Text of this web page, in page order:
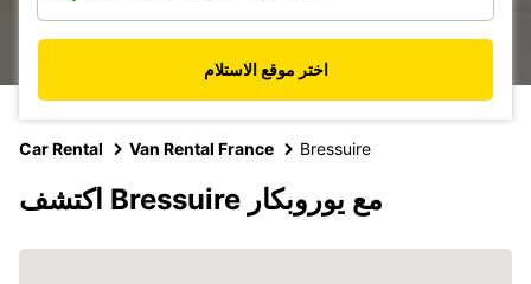
اختر موقع الاستلام
Car Rental Van Rental France Bressuire
اكتشف Bressuire مع يوروبكار